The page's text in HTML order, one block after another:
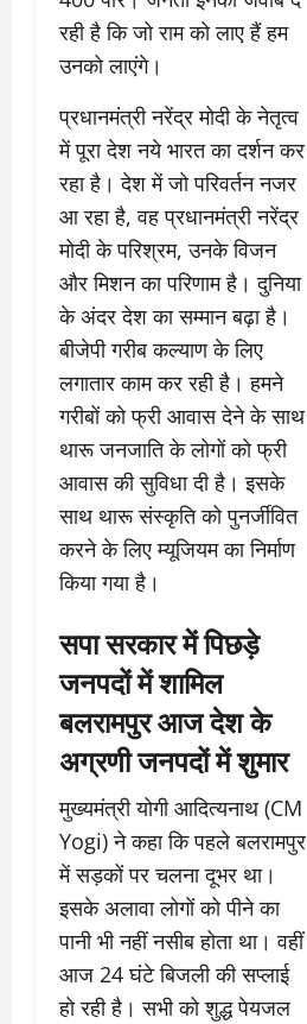
रही है कि जो राम को लाए हैं हम
उनको लाएंगे।
प्रधानमंत्री नरेंद्र मोदी के नेतृत्व
में पूरा देश नये भारत का दर्शन कर
रहा है। देश में जो परिवर्तन नजर
आ रहा है, वह प्रधानमंत्री नरेंद्र
मोदी के परिश्रम, उनके विजन
और मिशन का परिणाम है। दुनिया
के अंदर देश का सम्मान बढ़ा है।
बीजेपी गरीब कल्याण के लिए
लगातार काम कर रही है। हमने
गरीबों को फ्री आवास देने के साथ
थारू जनजाति के लोगों को फ्री
आवास की सुविधा दी है। इसके
साथ थारू संस्कृति को पुनर्जीवित
करने के लिए म्यूजियम का निर्माण
किया गया है।
सपा सरकार में पिछड़े
जनपदों में शामिल
बलरामपुर आज देश के
अग्रणी जनपदों में शुमार
मुख्यमंत्री योगी आदित्यनाथ (CM
Yogi) ने कहा कि पहले बलरामपुर
में सड़कों पर चलना दूभर था।
इसके अलावा लोगों को पीने का
पानी भी नहीं नसीब होता था। वहीं
आज 24 घंटे बिजली की सप्लाई
हो रही है। सभी को शुद्ध पेयजल